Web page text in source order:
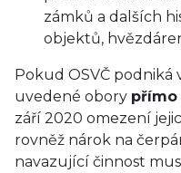
zámků a dalších
objektů,
Pokud OSVČ podniká
uvedené obory přímo
září 2020 omezení
rovněž nárok na
navazující činnost